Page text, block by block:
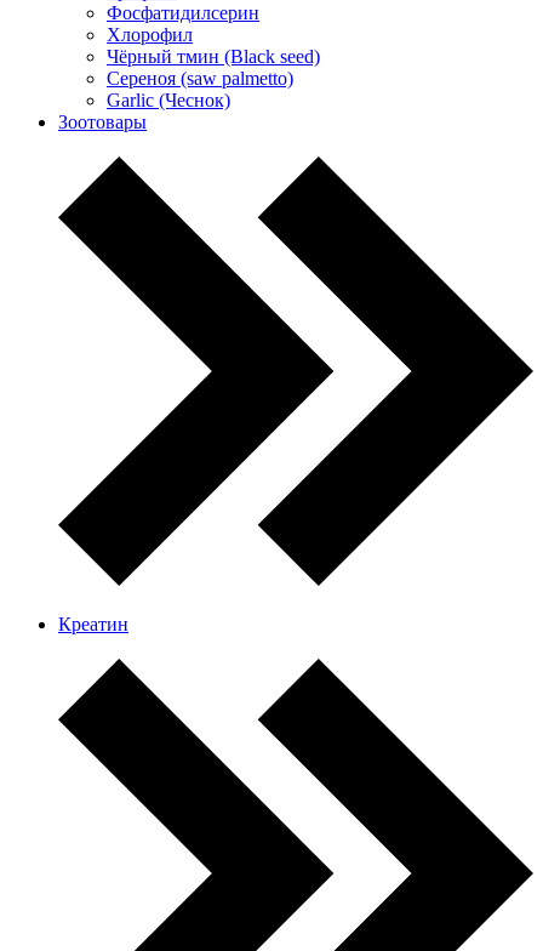
Фосфатидилсерин
Хлорофил
Чёрный тмин (Black seed)
Сереноя (saw palmetto)
Garlic (Чеснок)
Зоотовары
Креатин